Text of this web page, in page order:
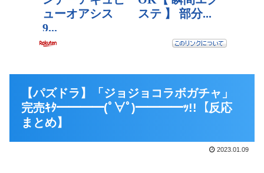
【パズドラ】「ジョジョコラボガチャ」
完売ｷﾀ━━━━(ﾟ∀ﾟ)━━━━ｯ!!【反応
まとめ】
2023.01.09